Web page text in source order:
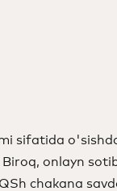
sifatida
Biroq, onlayn
chakana